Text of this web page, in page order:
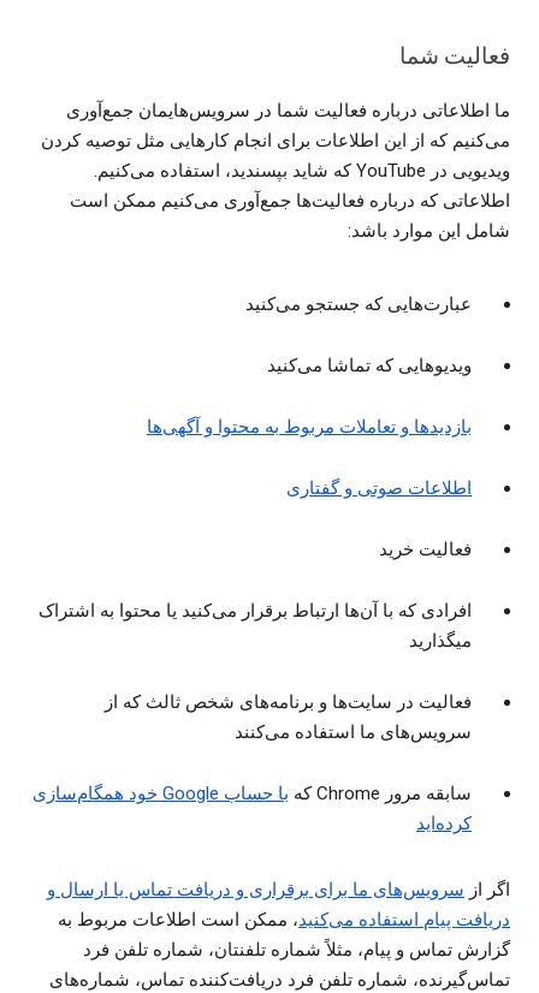
فعالیت شما
ما اطلاعاتی درباره فعالیت شما در سرویس‌هایمان جمع‌آوری
می‌کنیم که از این اطلاعات برای انجام کارهایی مثل توصیه کردن
ویدیویی در YouTube که شاید بپسندید، استفاده می‌کنیم.
اطلاعاتی که درباره فعالیت‌ها جمع‌آوری می‌کنیم ممکن است
شامل این موارد باشد:
عبارت‌هایی که جستجو می‌کنید
ویدیوهایی که تماشا می‌کنید
بازدیدها و تعاملات مربوط به محتوا و آگهی‌ها
اطلاعات صوتی و گفتاری
فعالیت خرید
افرادی که با آن‌ها ارتباط برقرار می‌کنید یا محتوا به اشتراک
میگذارید
فعالیت در سایت‌ها و برنامه‌های شخص ثالث که از
سرویس‌های ما استفاده می‌کنند
سابقه مرور Chrome که
با حساب Google خود همگام‌سازی
کرده‌اید
اگر از سرویس‌های ما برای برقراری و دریافت تماس یا ارسال و
دریافت پیام استفاده می‌کنید، ممکن است اطلاعات مربوط به
گزارش تماس و پیام، مثلاً شماره تلفنتان، شماره تلفن فرد
تماس‌گیرنده، شماره تلفن فرد دریافت‌کننده تماس، شماره‌های